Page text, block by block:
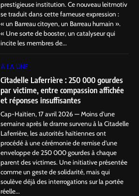
prestigieuse institution. Ce nouveau leitmotiv
se traduit dans cette fameuse expression :
« un Barreau citoyen, un Barreau humain ».
« Une sorte de booster, un catalyseur qui
incite les membres de...
A LA UNE
Citadelle Laferrière : 250 000 gourdes
par victime, entre compassion affichée
et réponses insuffisantes
Cap-Haïtien, 17 avril 2026 — Moins d’une
semaine après le drame survenu à la Citadelle
Laferrière, les autorités haïtiennes ont
procédé à une cérémonie de remise d’une
enveloppe de 250 000 gourdes à chaque
parent des victimes. Une initiative présentée
comme un geste de solidarité, mais qui
soulève déjà des interrogations sur la portée
réelle...